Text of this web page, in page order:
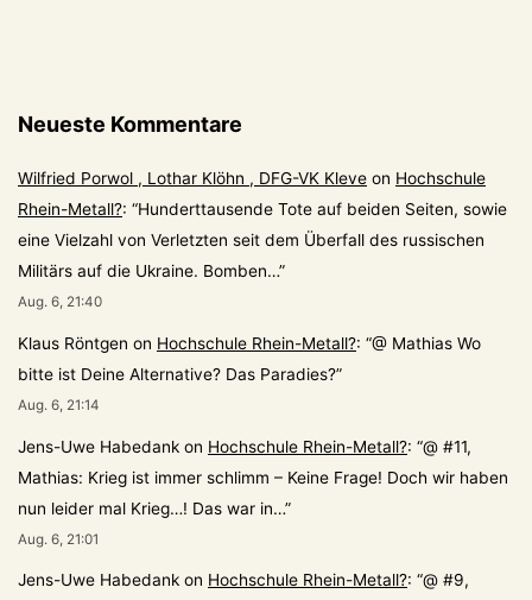
Neueste Kommentare
Wilfried Porwol , Lothar Klöhn , DFG-VK Kleve on Hochschule
Rhein-Metall?: “Hunderttausende Tote auf beiden Seiten, sowie
eine Vielzahl von Verletzten seit dem Überfall des russischen
Militärs auf die Ukraine. Bomben…”
Aug. 6, 21:40
Klaus Röntgen on Hochschule Rhein-Metall?: “@ Mathias Wo
bitte ist Deine Alternative? Das Paradies?”
Aug. 6, 21:14
Jens-Uwe Habedank on Hochschule Rhein-Metall?: “@ #11,
Mathias: Krieg ist immer schlimm – Keine Frage! Doch wir haben
nun leider mal Krieg…! Das war in…”
Aug. 6, 21:01
Jens-Uwe Habedank on Hochschule Rhein-Metall?: “@ #9,